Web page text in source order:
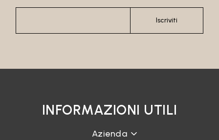
Iscriviti
INFORMAZIONI UTILI
Azienda